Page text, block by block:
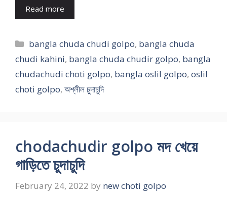
Read more
Categories
bangla chuda chudi golpo, bangla chuda
chudi kahini, bangla chuda chudir golpo, bangla
chudachudi choti golpo, bangla oslil golpo, oslil
choti golpo, অশ্লীল চুদাচুদি
chodachudir golpo মদ খেয়ে
গাড়িতে চুদাচুদি
February 24, 2022 by new choti golpo